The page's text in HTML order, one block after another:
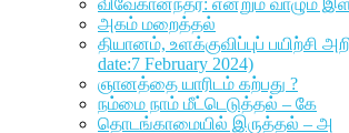
அகம் மறைத்தல்
தியானம், உளக்குவிப்புப் பயிற்சி
date:7 February 2024)
ஞானத்தை யாரிடம் கற்பது ?
நம்மை நாம் மீட்டெடுத்தல் – கே
தொடங்காமையில் இருத்தல் – அ